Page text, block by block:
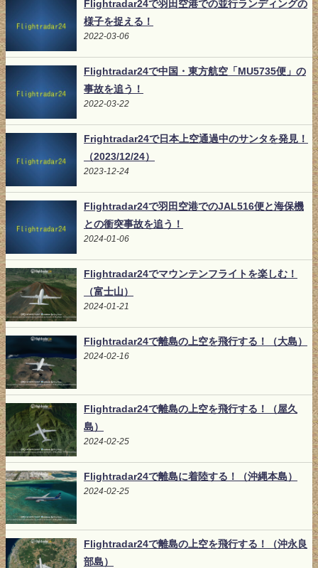
Flightradar24で羽田空港での並行ランディングの
様子を捉える！
2022-03-06
Flightradar24で中国・東方航空「MU5735便」の
事故を追う！
2022-03-22
Frightradar24で日本上空通過中のサンタを発見！
（2023/12/24）
2023-12-24
Flightradar24で羽田空港でのJAL516便と海保機
との衝突事故を追う！
2024-01-06
Flightradar24でマウンテンフライトを楽しむ！
（富士山）
2024-01-21
Flightradar24で離島の上空を飛行する！（大島）
2024-02-16
Flightradar24で離島の上空を飛行する！（屋久
島）
2024-02-25
Flightradar24で離島に着陸する！（沖縄本島）
2024-02-25
Flightradar24で離島の上空を飛行する！（沖永良
部島）